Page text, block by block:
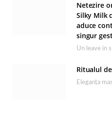
Netezire
Silky Milk
aduce
singur
Ritualul